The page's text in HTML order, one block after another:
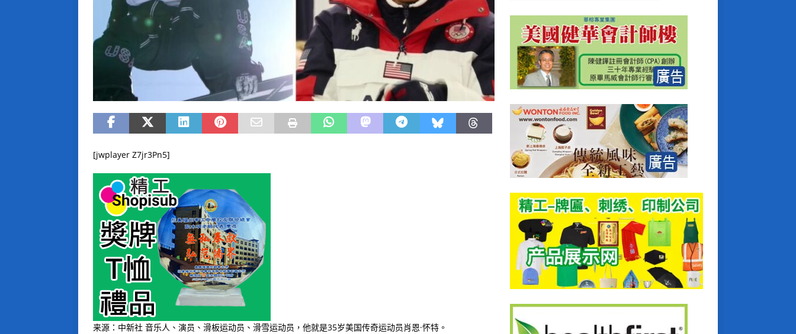
[jwplayer Z7jr3Pn5]
来源：中新社 音乐人、演员、滑板运动员、滑雪运动员，他就是35岁美国传奇运动员肖恩·怀特。